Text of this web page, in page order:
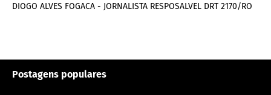
DIOGO ALVES FOGACA - JORNALISTA RESPOSALVEL DRT 2170/RO
Postagens populares